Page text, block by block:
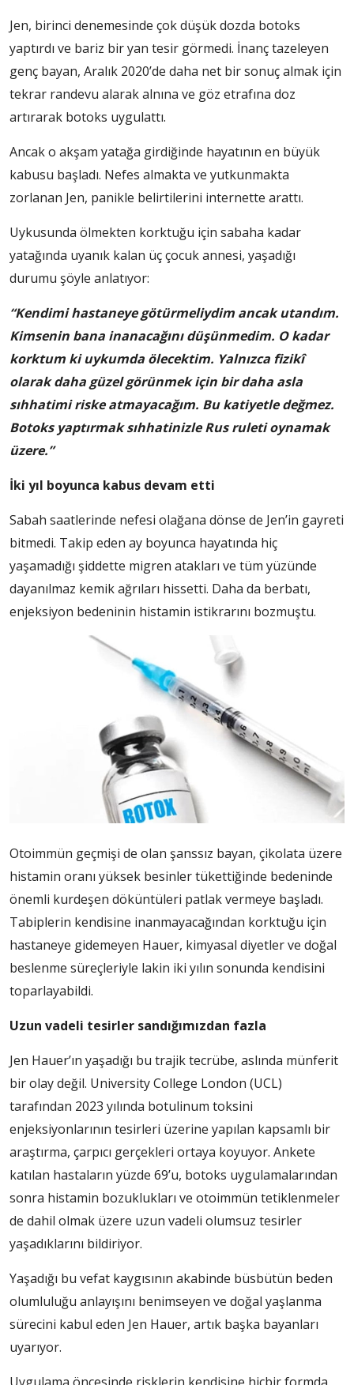
Jen, birinci denemesinde çok düşük dozda botoks
yaptırdı ve bariz bir yan tesir görmedi. İnanç tazeleyen
genç bayan, Aralık 2020’de daha net bir sonuç almak için
tekrar randevu alarak alnına ve göz etrafına doz
artırarak botoks uygulattı.
Ancak o akşam yatağa girdiğinde hayatının en büyük
kabusu başladı. Nefes almakta ve yutkunmakta
zorlanan Jen, panikle belirtilerini internette arattı.
Uykusunda ölmekten korktuğu için sabaha kadar
yatağında uyanık kalan üç çocuk annesi, yaşadığı
durumu şöyle anlatıyor:
“Kendimi hastaneye götürmeliydim ancak utandım.
Kimsenin bana inanacağını düşünmedim. O kadar
korktum ki uykumda ölecektim. Yalnızca fizikî
olarak daha güzel görünmek için bir daha asla
sıhhatimi riske atmayacağım. Bu katiyetle değmez.
Botoks yaptırmak sıhhatinizle Rus ruleti oynamak
üzere.”
İki yıl boyunca kabus devam etti
Sabah saatlerinde nefesi olağana dönse de Jen’in gayreti
bitmedi. Takip eden ay boyunca hayatında hiç
yaşamadığı şiddette migren atakları ve tüm yüzünde
dayanılmaz kemik ağrıları hissetti. Daha da berbatı,
enjeksiyon bedeninin histamin istikrarını bozmuştu.
Otoimmün geçmişi de olan şanssız bayan, çikolata üzere
histamin oranı yüksek besinler tükettiğinde bedeninde
önemli kurdeşen döküntüleri patlak vermeye başladı.
Tabiplerin kendisine inanmayacağından korktuğu için
hastaneye gidemeyen Hauer, kimyasal diyetler ve doğal
beslenme süreçleriyle lakin iki yılın sonunda kendisini
toparlayabildi.
Uzun vadeli tesirler sandığımızdan fazla
Jen Hauer’ın yaşadığı bu trajik tecrübe, aslında münferit
bir olay değil. University College London (UCL)
tarafından 2023 yılında botulinum toksini
enjeksiyonlarının tesirleri üzerine yapılan kapsamlı bir
araştırma, çarpıcı gerçekleri ortaya koyuyor. Ankete
katılan hastaların yüzde 69’u, botoks uygulamalarından
sonra histamin bozuklukları ve otoimmün tetiklenmeler
de dahil olmak üzere uzun vadeli olumsuz tesirler
yaşadıklarını bildiriyor.
Yaşadığı bu vefat kaygısının akabinde büsbütün beden
olumluluğu anlayışını benimseyen ve doğal yaşlanma
sürecini kabul eden Jen Hauer, artık başka bayanları
uyarıyor.